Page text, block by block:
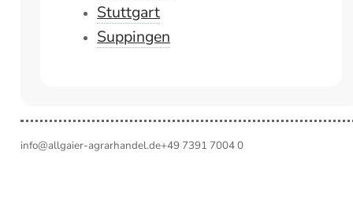
Stuttgart
Suppingen
info@allgaier-agrarhandel.de+49 7391 7004 0